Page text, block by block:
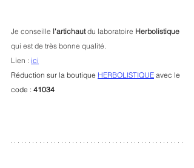
Je conseille l'artichaut du laboratoire Herbolistique
qui est de très bonne qualité.
Lien : ici
Réduction sur la boutique HERBOLISTIQUE avec le
code : 41034